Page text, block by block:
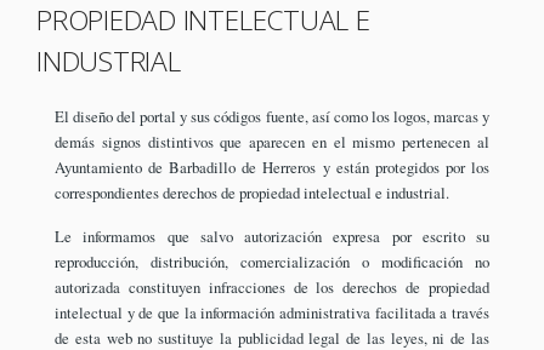
PROPIEDAD INTELECTUAL E
INDUSTRIAL
El diseño del portal y sus códigos fuente, así como los logos, marcas y
demás signos distintivos que aparecen en el mismo pertenecen al
Ayuntamiento de Barbadillo de Herreros y están protegidos por los
correspondientes derechos de propiedad intelectual e industrial.
Le informamos que salvo autorización expresa por escrito su
reproducción, distribución, comercialización o modificación no
autorizada constituyen infracciones de los derechos de propiedad
intelectual y de que la información administrativa facilitada a través
de esta web no sustituye la publicidad legal de las leyes, ni de las